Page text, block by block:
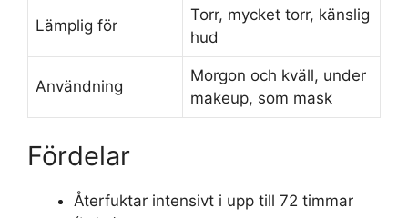
Lämplig för
Torr, mycket torr, känslig
hud
Användning
Morgon och kväll, under
makeup, som mask
Fördelar
Återfuktar intensivt i upp till 72 timmar